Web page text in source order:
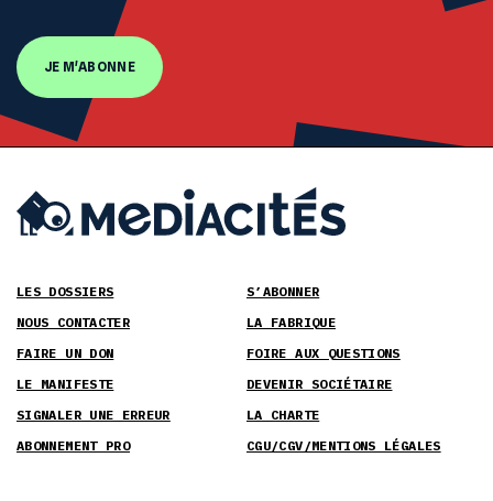
JE M'ABONNE
LES DOSSIERS
S’ABONNER
NOUS CONTACTER
LA FABRIQUE
FAIRE UN DON
FOIRE AUX QUESTIONS
LE MANIFESTE
DEVENIR SOCIÉTAIRE
SIGNALER UNE ERREUR
LA CHARTE
ABONNEMENT PRO
CGU/CGV/MENTIONS LÉGALES